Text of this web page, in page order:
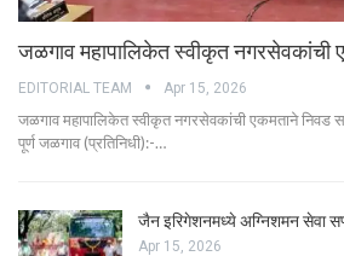
जळगाव महापालिकेत स्वीकृत नगरसेवकांची
EDITORIAL TEAM Apr 15, 2026
जळगाव महापालिकेत स्वीकृत नगरसेवकांची एकमताने निवड
पूर्ण जळगाव (प्रतिनिधी):-…
जैन इरिगेशनमध्ये अग्निशमन सेवा
Apr 15, 2026